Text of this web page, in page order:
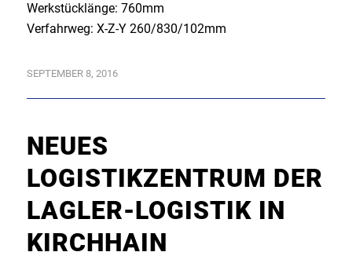
Werkstücklänge: 760mm
Verfahrweg: X-Z-Y 260/830/102mm
SEPTEMBER 8, 2016
NEUES
LOGISTIKZENTRUM DER
LAGLER-LOGISTIK IN
KIRCHHAIN